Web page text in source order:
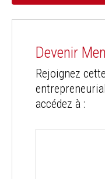
Devenir
Rejoignez
accédez à :